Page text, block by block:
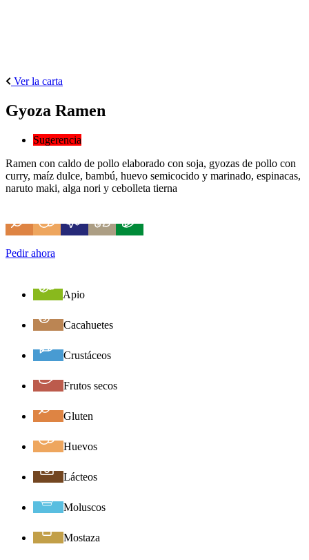
Ver la carta
Gyoza Ramen
Sugerencia
Ramen con caldo de pollo elaborado con soja, gyozas de pollo con
curry, maíz dulce, bambú, huevo semicocido y marinado, espinacas,
naruto maki, alga nori y cebolleta tierna
Pedir ahora
Apio
Cacahuetes
Crustáceos
Frutos secos
Gluten
Huevos
Lácteos
Moluscos
Mostaza